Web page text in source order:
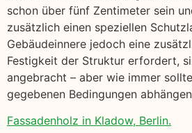
schon über fünf Zentimeter sein
zusätzlich einen speziellen
Gebäudeinnere jedoch eine
Festigkeit der Struktur erfordert,
angebracht – aber wie immer
gegebenen Bedingungen
Fassadenholz in Kladow, Berlin.